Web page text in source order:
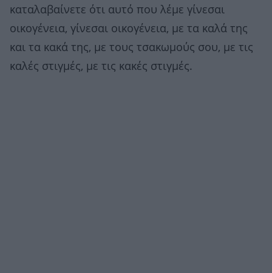
καταλαβαίνετε ότι αυτό που λέμε γίνεσαι
οικογένεια, γίνεσαι οικογένεια, με τα καλά της
και τα κακά της, με τους τσακωμούς σου, με τις
καλές στιγμές, με τις κακές στιγμές.